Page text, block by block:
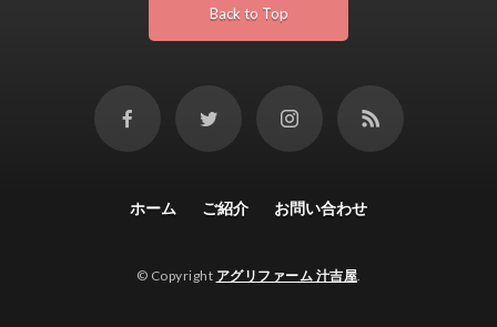
Back to Top
ホーム ご紹介 お問い合わせ
© Copyright アグリファーム 汁吉屋.